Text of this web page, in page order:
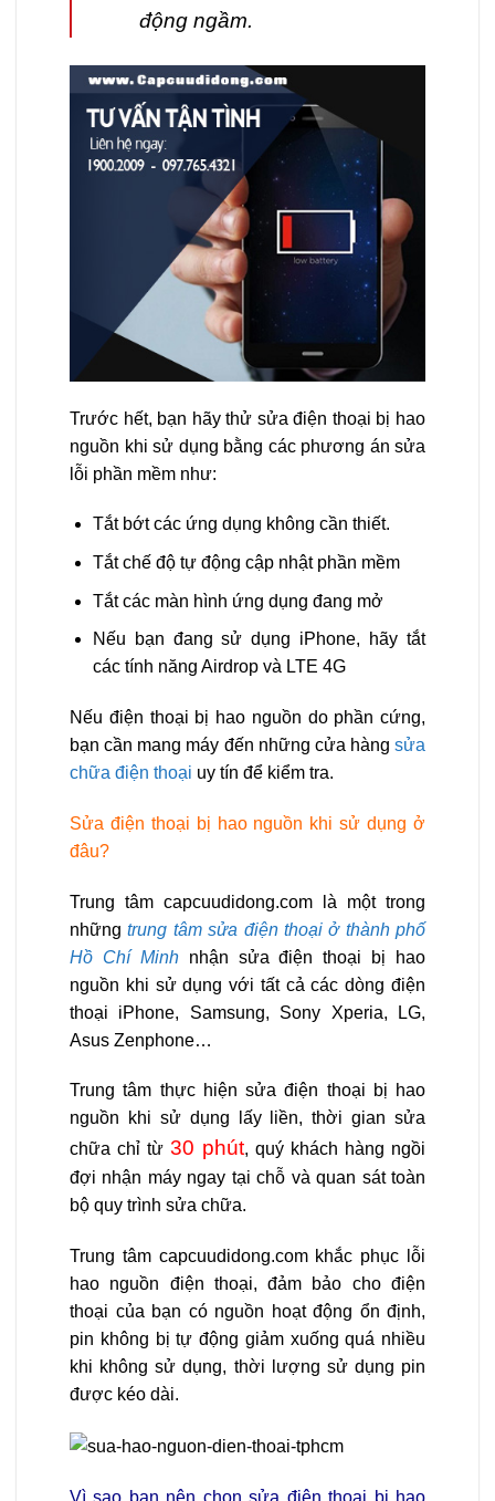
động ngầm.
Trước hết, bạn hãy thử sửa điện thoại bị hao
nguồn khi sử dụng bằng các phương án sửa
lỗi phần mềm như:
Tắt bớt các ứng dụng không cần thiết.
Tắt chế độ tự động cập nhật phần mềm
Tắt các màn hình ứng dụng đang mở
Nếu bạn đang sử dụng iPhone, hãy tắt
các tính năng Airdrop và LTE 4G
Nếu điện thoại bị hao nguồn do phần cứng,
bạn cần mang máy đến những cửa hàng sửa
chữa điện thoại uy tín để kiểm tra.
Sửa điện thoại bị hao nguồn khi sử dụng ở
đâu?
Trung tâm capcuudidong.com là một trong
nhữngtrung tâm sửa điện thoại ở thành phố
Hồ Chí Minhnhận sửa điện thoại bị hao
nguồn khi sử dụng với tất cả các dòng điện
thoại iPhone, Samsung, Sony Xperia, LG,
Asus Zenphone…
Trung tâm thực hiện sửa điện thoại bị hao
nguồn khi sử dụng lấy liền, thời gian sửa
chữa chỉ từ 30 phút, quý khách hàng ngồi
đợi nhận máy ngay tại chỗ và quan sát toàn
bộ quy trình sửa chữa.
Trung tâm capcuudidong.comkhắc phục lỗi
hao nguồn điện thoại, đảm bảo cho điện
thoại của bạn có nguồn hoạt động ổn định,
pin không bị tự động giảm xuống quá nhiều
khi không sử dụng, thời lượng sử dụng pin
được kéo dài.
Vì sao bạn nên chọn sửa điện thoại bị hao